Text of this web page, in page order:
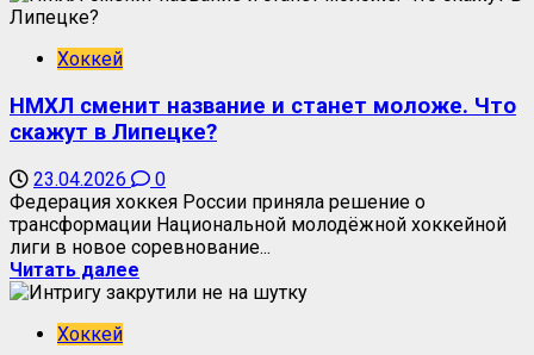
Хоккей
НМХЛ сменит название и станет моложе. Что
скажут в Липецке?
23.04.2026
0
Федерация хоккея России приняла решение о
трансформации Национальной молодёжной хоккейной
лиги в новое соревнование...
Читать далее
Хоккей